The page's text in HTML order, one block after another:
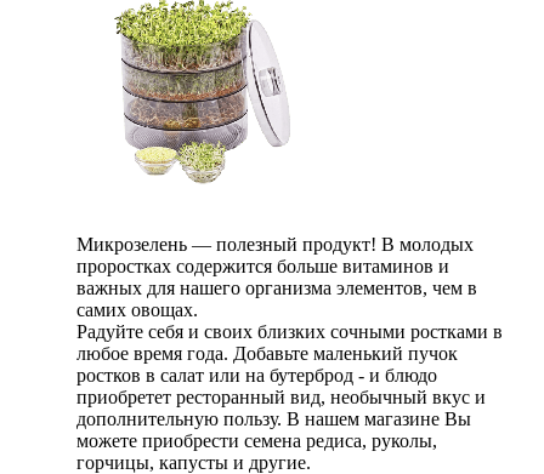
Микрозелень — полезный продукт! В молодых
проростках содержится больше витаминов и
важных для нашего организма элементов, чем в
самих овощах.
Радуйте себя и своих близких сочными ростками в
любое время года. Добавьте маленький пучок
ростков в салат или на бутерброд - и блюдо
приобретет ресторанный вид, необычный вкус и
дополнительную пользу. В нашем магазине Вы
можете приобрести семена редиса, руколы,
горчицы, капусты и другие.